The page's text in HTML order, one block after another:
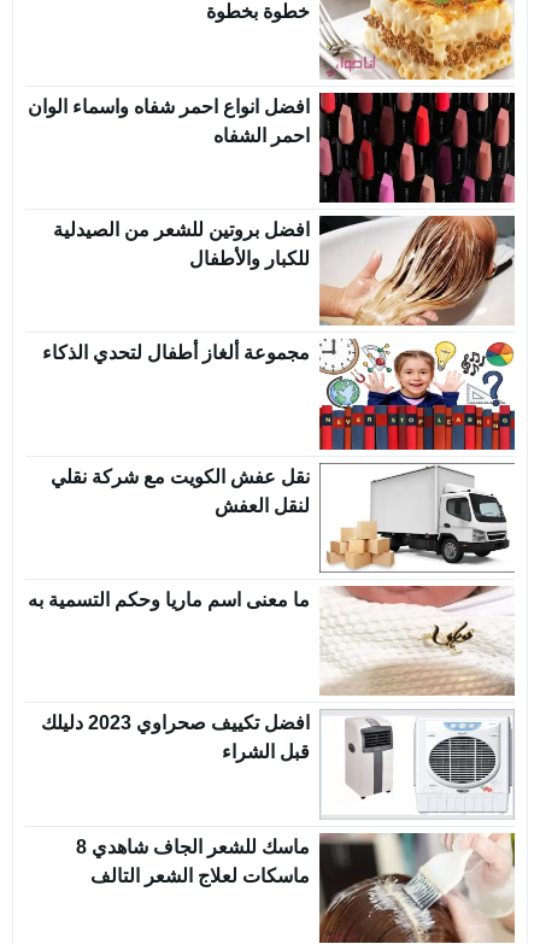
خطوة بخطوة
افضل انواع احمر شفاه واسماء الوان
احمر الشفاه
افضل بروتين للشعر من الصيدلية
للكبار والأطفال
مجموعة ألغاز أطفال لتحدي الذكاء
نقل عفش الكويت مع شركة نقلي
لنقل العفش
ما معنى اسم ماريا وحكم التسمية به
افضل تكييف صحراوي 2023 دليلك
قبل الشراء
ماسك للشعر الجاف شاهدي 8
ماسكات لعلاج الشعر التالف